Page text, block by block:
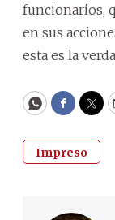
funcionarios,
en sus
esta es la
WhatsApp
Impreso